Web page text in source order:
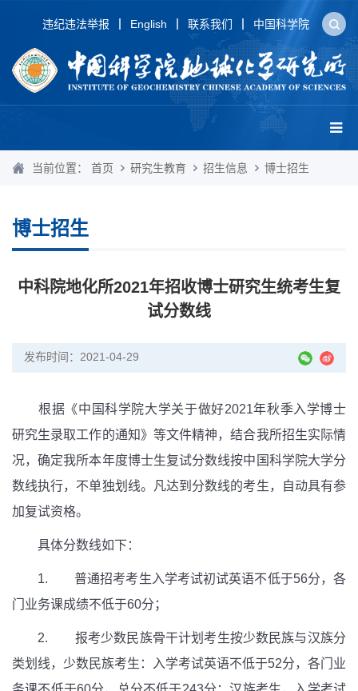
违纪违法举报 English 联系我们 中国科学院
当前位置： 首页 研究生教育 招生信息 博士招生
博士招生
中科院地化所2021年招收博士研究生统考生复
试分数线
发布时间：2021-04-29
根据《中国科学院大学关于做好2021年秋季入学博士
研究生录取工作的通知》等文件精神，结合我所招生实际情
况，确定我所本年度博士生复试分数线按中国科学院大学分
数线执行，不单独划线。凡达到分数线的考生，自动具有参
加复试资格。
具体分数线如下：
1. 普通招考考生入学考试初试英语不低于56分，各
门业务课成绩不低于60分；
2. 报考少数民族骨干计划考生按少数民族与汉族分
类划线，少数民族考生：入学考试英语不低于52分，各门业